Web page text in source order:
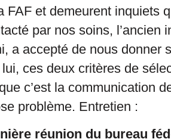
FAF et demeurent inquiets
par nos soins, l’ancien
a accepté de nous donner
ces deux critères de
c’est la communication
problème. Entretien :
réunion du bureau